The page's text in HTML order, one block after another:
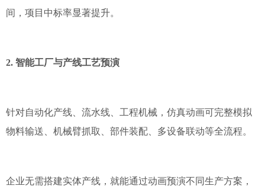
间，项目中标率显著提升。
2. 智能工厂与产线工艺预演
针对自动化产线、流水线、工程机械，仿真动画可完整模拟
物料输送、机械臂抓取、部件装配、多设备联动等全流程。
企业无需搭建实体产线，就能通过动画预演不同生产方案，